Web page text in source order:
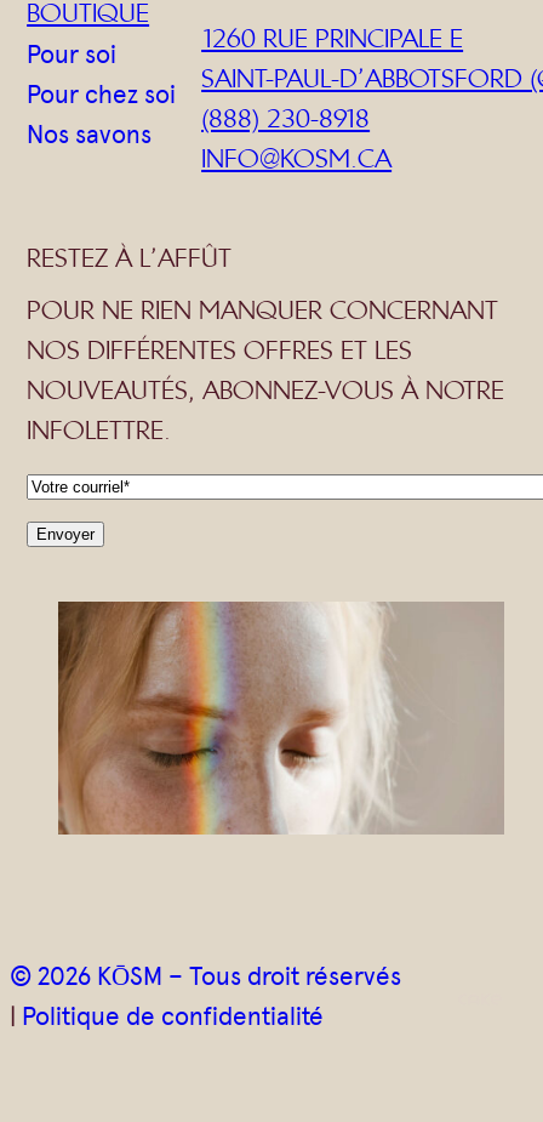
BOUTIQUE
Pour soi
Pour chez soi
Nos savons
1260 RUE PRINCIPALE E
SAINT-PAUL-D’ABBOTSFORD
(888) 230-8918
INFO@KOSM.CA
RESTEZ À L’AFFÛT
POUR NE RIEN MANQUER CONCERNANT
NOS DIFFÉRENTES OFFRES ET LES
NOUVEAUTÉS, ABONNEZ-VOUS À NOTRE
INFOLETTRE.
C
o
© 2026 KŌSM – Tous droit réservés
| Politique de confidentialité